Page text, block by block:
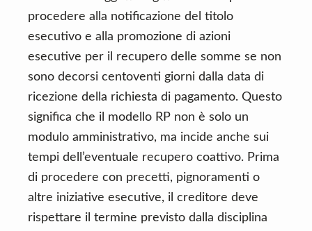
procedere alla notificazione del titolo
esecutivo e alla promozione di azioni
esecutive per il recupero delle somme se non
sono decorsi centoventi giorni dalla data di
ricezione della richiesta di pagamento. Questo
significa che il modello RP non è solo un
modulo amministrativo, ma incide anche sui
tempi dell’eventuale recupero coattivo. Prima
di procedere con precetti, pignoramenti o
altre iniziative esecutive, il creditore deve
rispettare il termine previsto dalla disciplina